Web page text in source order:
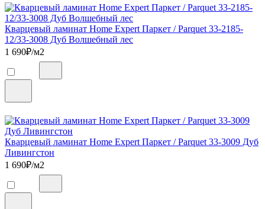
Кварцевый ламинат Home Expert Паркет / Parquet 33-2185-
12/33-3008 Дуб Волшебный лес
1 690₽/м2
Кварцевый ламинат Home Expert Паркет / Parquet 33-3009 Дуб
Ливингстон
1 690₽/м2